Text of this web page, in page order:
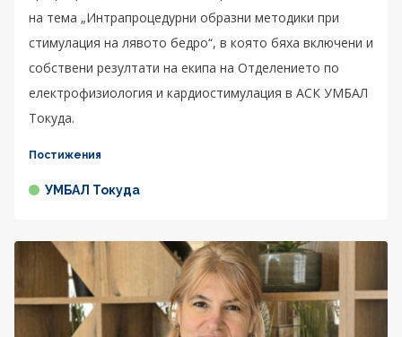
на тема „Интрапроцедурни образни методики при
стимулация на лявото бедро“, в която бяха включени и
собствени резултати на екипа на Отделението по
електрофизиология и кардиостимулация в АСК УМБАЛ
Токуда.
Постижения
УМБАЛ Токуда